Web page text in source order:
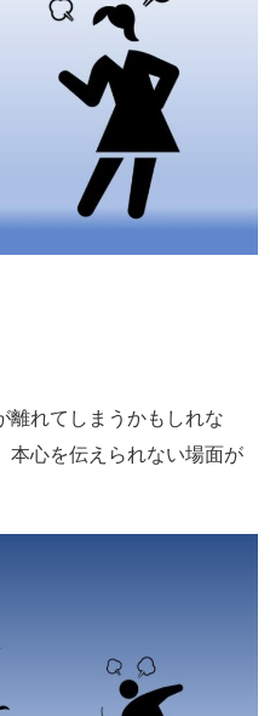
離れてしまうかもしれな
心を伝えられない場面が